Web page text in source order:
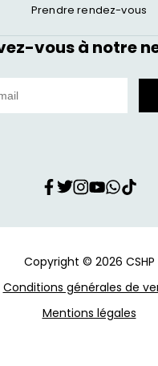
Prendre rendez-vous
vous à notre
Copyright © 2026 CSHP
Conditions générales de
Mentions légales